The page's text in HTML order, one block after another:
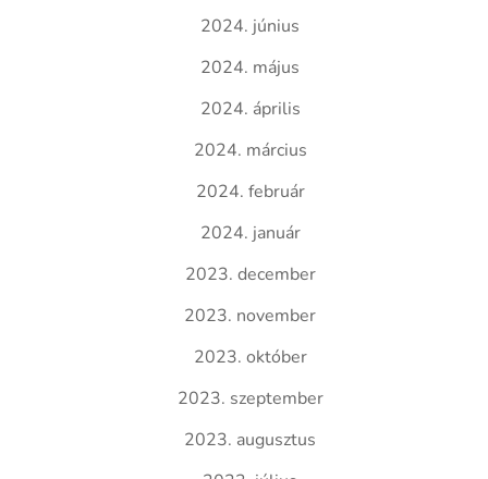
2024. június
2024. május
2024. április
2024. március
2024. február
2024. január
2023. december
2023. november
2023. október
2023. szeptember
2023. augusztus